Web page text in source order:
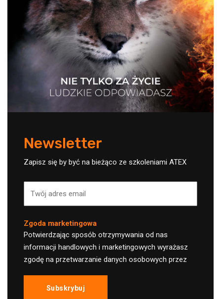
Newsletter
Zapisz się by być na bieżąco ze szkoleniami ATEX
Zgoda marketingowa
Potwierdzając sposób otrzymywania od nas
informacji handlowych i marketingowych wyrażasz
zgodę na przetwarzanie danych osobowych przez
Katowicach na ul. Johna Baildona 16/27, w celu
Subskrybuj